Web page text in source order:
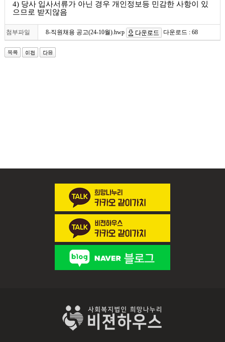
4) 당사 입사서류가 아닌 경우 개인정보등 민감한 사항이 있
으므로 받지않음
첨부파일 8-직원채용 공고(24-10월).hwp 다운로드 : 68